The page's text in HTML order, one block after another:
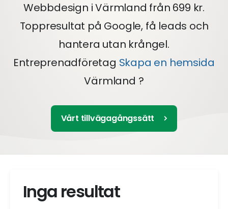
Webbdesign i Värmland från 699 kr.
Toppresultat på Google, få leads och
hantera utan krångel.
Entreprenadföretag Skapa en hemsida
Värmland ?
Vårt tillvägagångssätt
Inga resultat